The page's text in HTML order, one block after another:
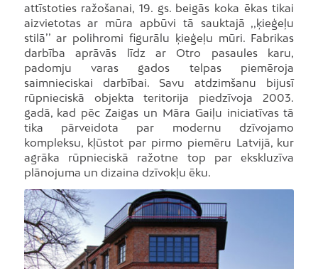
attīstoties ražošanai, 19. gs. beigās koka ēkas tikai
aizvietotas ar mūra apbūvi tā sauktajā ,,ķieģeļu
stilā’’ ar polihromi figurālu ķieģeļu mūri. Fabrikas
darbība aprāvās līdz ar Otro pasaules karu,
padomju varas gados telpas piemēroja
saimnieciskai darbībai. Savu atdzimšanu bijusī
rūpnieciskā objekta teritorija piedzīvoja 2003.
gadā, kad pēc Zaigas un Māra Gaiļu iniciatīvas tā
tika pārveidota par modernu dzīvojamo
kompleksu, kļūstot par pirmo piemēru Latvijā, kur
agrāka rūpnieciskā ražotne top par ekskluzīva
plānojuma un dizaina dzīvokļu ēku.